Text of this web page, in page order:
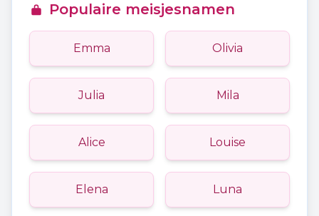
Populaire meisjesnamen
Emma Olivia
Julia Mila
Alice Louise
Elena Luna